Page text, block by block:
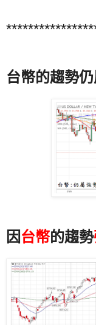
台幣的趨勢
因台幣的趨勢